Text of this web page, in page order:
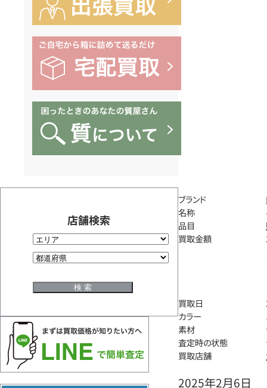
店舗検索
ブランド
名称
品目
買取金額
買取日
カラー
素材
査定時の状態
買取店舗
2025年2月6日